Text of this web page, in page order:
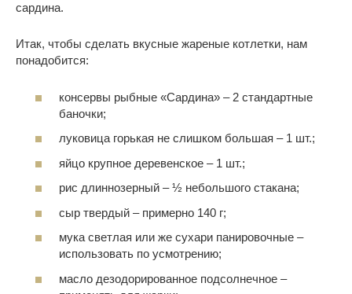
сардина.
Итак, чтобы сделать вкусные жареные котлетки, нам
понадобится:
консервы рыбные «Сардина» – 2 стандартные
баночки;
луковица горькая не слишком большая – 1 шт.;
яйцо крупное деревенское – 1 шт.;
рис длиннозерный – ½ небольшого стакана;
сыр твердый – примерно 140 г;
мука светлая или же сухари панировочные –
использовать по усмотрению;
масло дезодорированное подсолнечное –